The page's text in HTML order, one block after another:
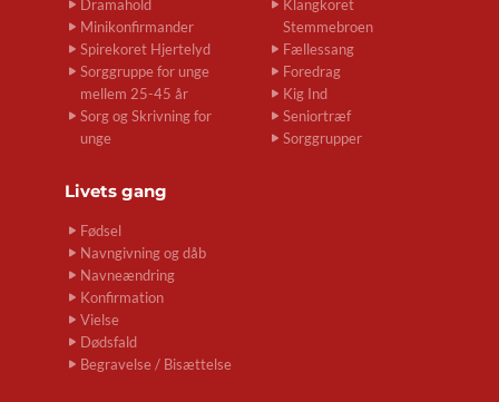
Dramahold
Minikonfirmander
Spirekoret Hjertelyd
Sorggruppe for unge
mellem 25-45 år
Sorg og Skrivning for
unge
Klangkoret
Stemmebroen
Fællessang
Foredrag
Kig Ind
Seniortræf
Sorggrupper
Livets gang
Fødsel
Navngivning og dåb
Navneændring
Konfirmation
Vielse
Dødsfald
Begravelse / Bisættelse